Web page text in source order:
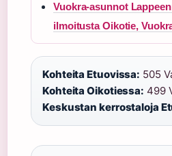
Vuokra-asunnot
ilmoitusta Oikotie,
Kohteita Etuovissa: 505
Kohteita Oikotiessa: 499
Keskustan kerrostaloja